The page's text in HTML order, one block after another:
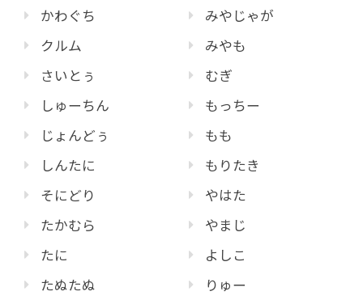
かわぐち
クルム
さいとぅ
しゅーちん
じょんどぅ
しんたに
そにどり
たかむら
たに
たぬたぬ
みやじゃが
みやも
むぎ
もっちー
もも
もりたき
やはた
やまじ
よしこ
りゅー